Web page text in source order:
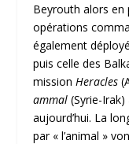
Beyrouth alors en
opérations
également
puis celle des
mission Heracles
ammal(Syrie-Irak)
aujourd’hui. La
par « l’animal »